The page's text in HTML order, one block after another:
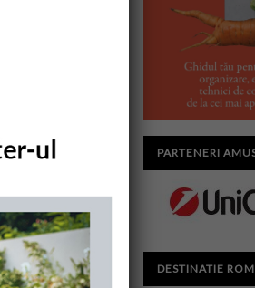
PARTENERI
DESTINATIE